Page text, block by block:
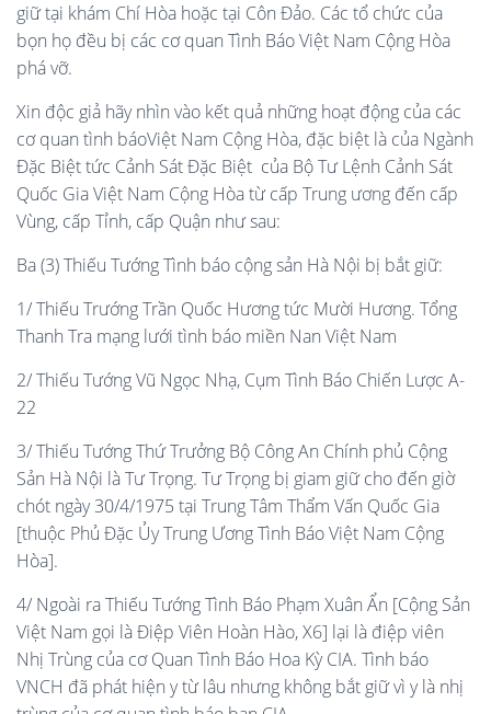
giữ tại khám Chí Hòa hoặc tại Côn Đảo. Các tổ chức của
bọn họ đều bị các cơ quan Tình Báo Việt Nam Cộng Hòa
phá vỡ.
Xin độc giả hãy nhìn vào kết quả những hoạt động của các
cơ quan tình báoViệt Nam Cộng Hòa, đặc biệt là của Ngành
Đặc Biệt tức Cảnh Sát Đặc Biệt của Bộ Tư Lệnh Cảnh Sát
Quốc Gia Việt Nam Cộng Hòa từ cấp Trung ương đến cấp
Vùng, cấp Tỉnh, cấp Quận như sau:
Ba (3) Thiếu Tướng Tình báo cộng sản Hà Nội bị bắt giữ:
1/ Thiếu Trướng Trần Quốc Hương tức Mười Hương. Tổng
Thanh Tra mạng lưới tình báo miền Nan Việt Nam
2/ Thiếu Tướng Vũ Ngọc Nhạ, Cụm Tình Báo Chiến Lược A-
22
3/ Thiếu Tướng Thứ Trưởng Bộ Công An Chính phủ Cộng
Sản Hà Nội là Tư Trọng. Tư Trọng bị giam giữ cho đến giờ
chót ngày 30/4/1975 tại Trung Tâm Thẩm Vấn Quốc Gia
[thuộc Phủ Đặc Ủy Trung Ương Tình Báo Việt Nam Cộng
Hòa].
4/ Ngoài ra Thiếu Tướng Tình Báo Phạm Xuân Ẩn [Cộng Sản
Việt Nam gọi là Điệp Viên Hoàn Hào, X6] lại là điệp viên
Nhị Trùng của cơ Quan Tình Báo Hoa Kỳ CIA. Tình báo
VNCH đã phát hiện y từ lâu nhưng không bắt giữ vì y là nhị